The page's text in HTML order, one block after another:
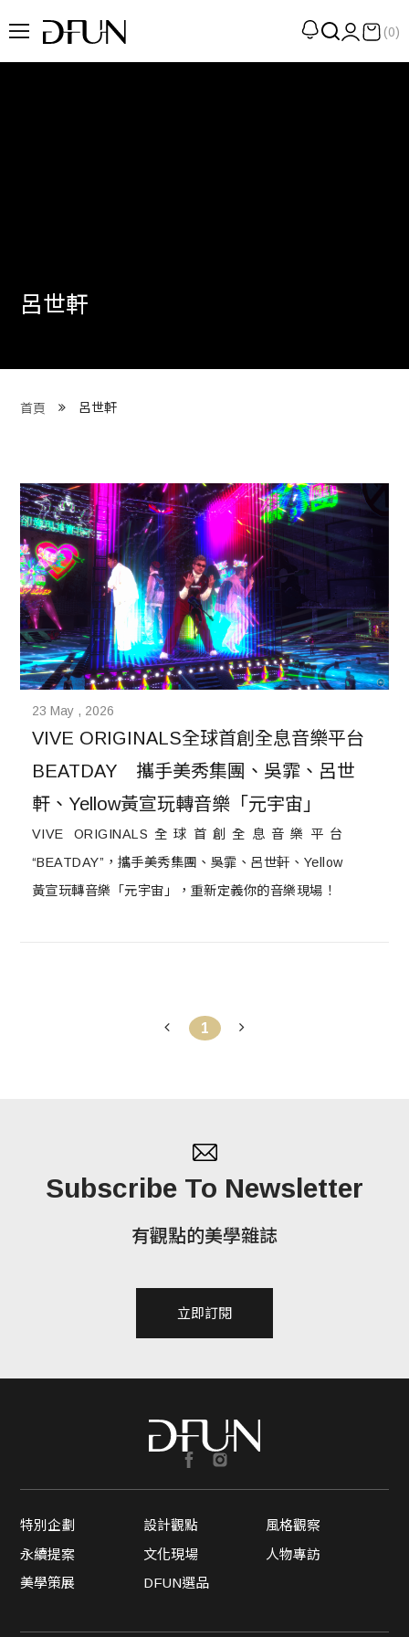
展
們 About DFUN
藏 Cover Archives
團 Square Rich
們 Contact Us
(0)
呂世軒
首頁 呂世軒
23 May , 2026
VIVE ORIGINALS全球首創全息音樂平台
BEATDAY　攜手美秀集團、吳霏、呂世
軒、Yellow黃宣玩轉音樂「元宇宙」
VIVE ORIGINALS全球首創全息音樂平台
“BEATDAY”，攜手美秀集團、吳霏、呂世軒、Yellow
黃宣玩轉音樂「元宇宙」，重新定義你的音樂現場！
1
Subscribe To Newsletter
有觀點的美學雜誌
立即訂閱
特別企劃 設計觀點
風格觀察
永續提案
文化現場
人物專訪
美學策展
DFUN選品